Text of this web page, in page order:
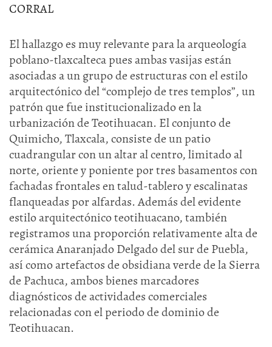
CORRAL
El hallazgo es muy relevante para la arqueología
poblano-tlaxcalteca pues ambas vasijas están
asociadas a un grupo de estructuras con el estilo
arquitectónico del “complejo de tres templos”, un
patrón que fue institucionalizado en la
urbanización de Teotihuacan. El conjunto de
Quimicho, Tlaxcala, consiste de un patio
cuadrangular con un altar al centro, limitado al
norte, oriente y poniente por tres basamentos con
fachadas frontales en talud-tablero y escalinatas
flanqueadas por alfardas. Además del evidente
estilo arquitectónico teotihuacano, también
registramos una proporción relativamente alta de
cerámica Anaranjado Delgado del sur de Puebla,
así como artefactos de obsidiana verde de la Sierra
de Pachuca, ambos bienes marcadores
diagnósticos de actividades comerciales
relacionadas con el periodo de dominio de
Teotihuacan.